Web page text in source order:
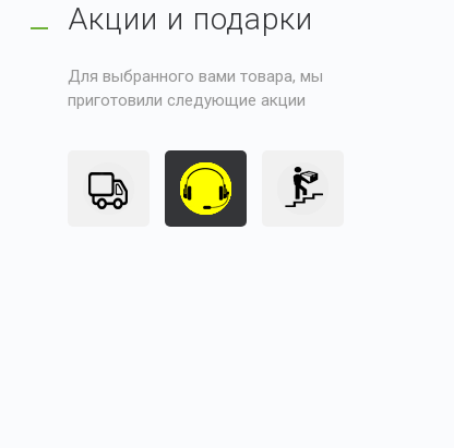
Акции и подарки
Для выбранного вами товара, мы
приготовили следующие акции